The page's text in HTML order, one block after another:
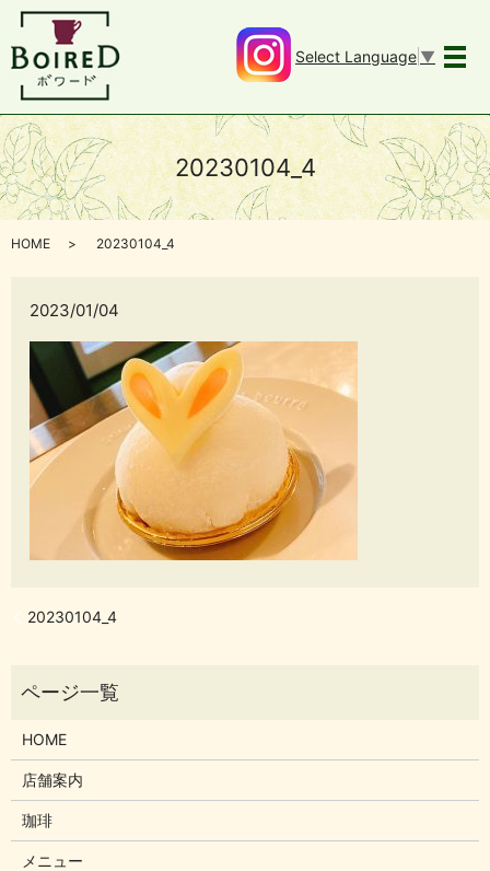
メ
Select Language ▼
20230104_4
HOME 20230104_4
2023/01/04
20230104_4
HOME
店舗案内
珈琲
メニュー